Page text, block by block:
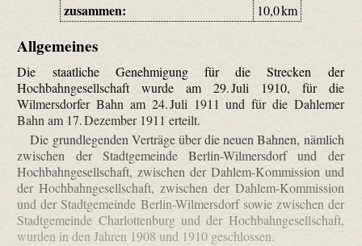
zusammen: 10,0 km
Allgemeines
Die staatliche Genehmigung für die Strecken der
Hochbahngesellschaft wurde am 29. Juli 1910, für die
Wilmersdorfer Bahn am 24. Juli 1911 und für die Dahlemer
Bahn am 17. Dezember 1911 erteilt.
Die grundlegenden Verträge über die neuen Bahnen, nämlich
zwischen der Stadtgemeinde Berlin-Wilmersdorf und der
Hochbahngesellschaft, zwischen der Dahlem-Kommission und
der Hochbahngesellschaft, zwischen der Dahlem-Kommission
und der Stadtgemeinde Berlin-Wilmersdorf sowie zwischen der
Stadtgemeinde Charlottenburg und der Hochbahngesellschaft,
wurden in den Jahren 1908 und 1910 geschlossen.